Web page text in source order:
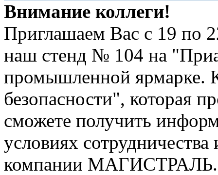
Внимание коллеги!
Приглашаем Вас с 19 по
наш стенд № 104 на
промышленной ярмарке.
безопасности", которая
сможете получить
условиях
компании МАГИСТРАЛЬ.